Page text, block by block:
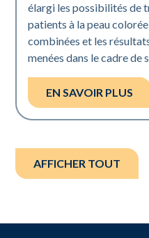
élargi les possibilités de
patients à la peau
combinées et les
menées dans le cadre de
EN SAVOIR PLUS
AFFICHER TOUT